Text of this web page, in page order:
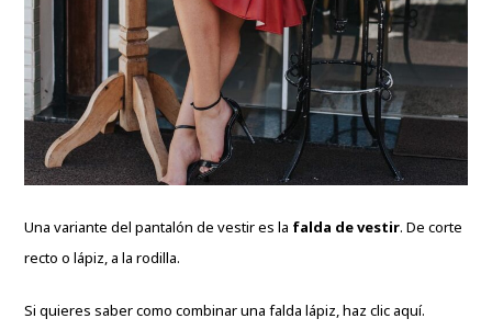
Una variante del pantalón de vestir es la falda de vestir. De corte
recto o lápiz, a la rodilla.
Si quieres saber como combinar una falda lápiz, haz clic aquí.